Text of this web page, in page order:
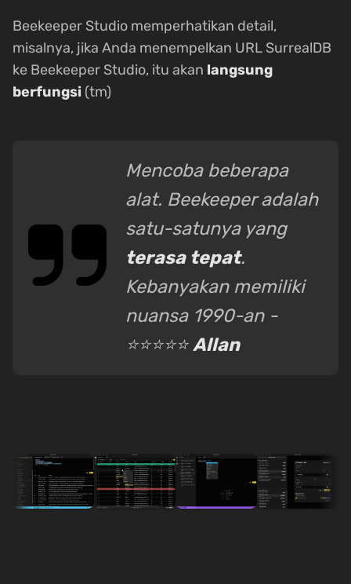
Beekeeper Studio memperhatikan detail,
misalnya, jika Anda menempelkan URL SurrealDB
ke Beekeeper Studio, itu akan langsung
berfungsi (tm)
Mencoba beberapa
alat. Beekeeper adalah
satu-satunya yang
terasa tepat.
Kebanyakan memiliki
nuansa 1990-an -
⭐⭐⭐⭐⭐Allan